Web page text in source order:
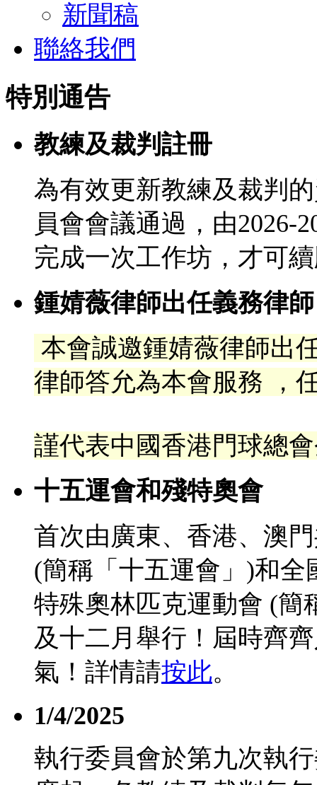
新聞稿
聯絡我們
特別通告
教練及裁判註冊
為有效更新教練及裁判
員會會議通過，由2026-
完成一次工作坊，才可
鍾婧薇律師出任義務律師
本會誠邀鍾婧薇律師出
律師答允為本會服務 ，
謹代表中國香港門球總
十五運會和殘特奧會
首次由廣東、香港、澳
(簡稱「十五運會」)和
特殊奧林匹克運動會 (簡
及十二月舉行！屆時齊
氣！詳情請按此。
1/4/2025
執行委員會於第九次執